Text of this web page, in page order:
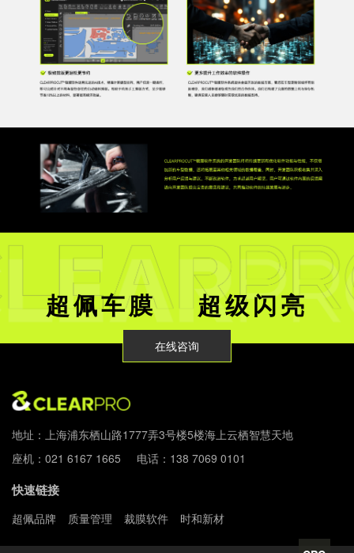
超佩车膜 超级闪亮
在线咨询
地址：上海浦东栖山路1777弄3号楼5楼海上云栖智慧天地
座机：021 6167 1665 电话：138 7069 0101
快速链接
超佩品牌 质量管理 裁膜软件 时和新材